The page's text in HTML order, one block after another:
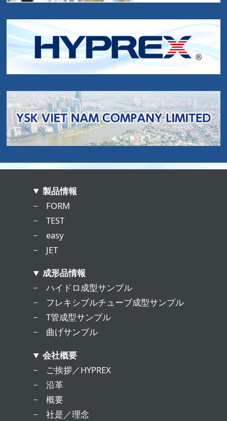
製品情報
FORM
TEST
easy
JET
成形品情報
ハイドロ成型サンプル
フレキシブルチューブ成型サンプル
T管成型サンプル
曲げサンプル
会社概要
ご挨拶／HYPREX
沿革
概要
社是／理念